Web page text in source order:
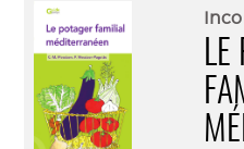
LE